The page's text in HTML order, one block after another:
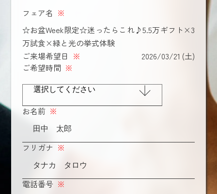
フェア名 ※
☆お盆Week限定☆迷ったらこれ♪5.5万ギフト×3
万試食×緑と光の挙式体験
ご来場希望日 ※
2026/03/21 (土)
ご希望時間 ※
お名前 ※
フリガナ ※
電話番号 ※